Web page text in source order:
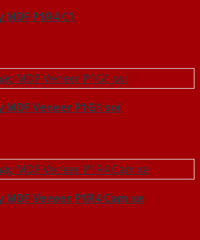
P1R4 C1
MDF Veneer P1G1 soi
MDF Veneer P1R4 Cam xe